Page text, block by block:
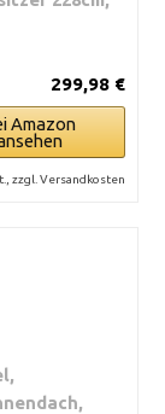
299,98 €
Amazon
zzgl. Versandkosten